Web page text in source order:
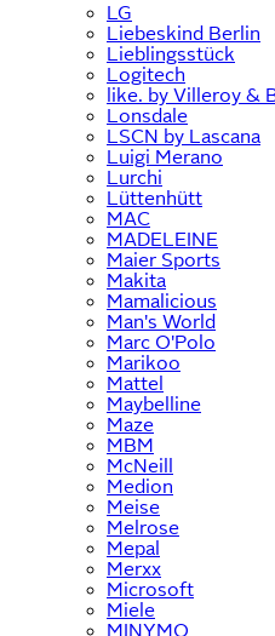
LG
Liebeskind Berlin
Lieblingsstück
Logitech
like. by Villeroy &
Lonsdale
LSCN by Lascana
Luigi Merano
Lurchi
Lüttenhütt
MAC
MADELEINE
Maier Sports
Makita
Mamalicious
Man's World
Marc O'Polo
Marikoo
Mattel
Maybelline
Maze
MBM
McNeill
Medion
Meise
Melrose
Mepal
Merxx
Microsoft
Miele
MINYMO